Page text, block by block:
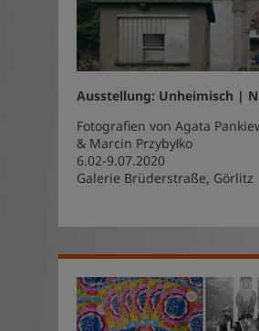
Ausstellung: Unheimisch |
Fotografien von Agata
& Marcin Przybyłko
6.02-9.07.2020
Galerie Brüderstraße, Görlitz